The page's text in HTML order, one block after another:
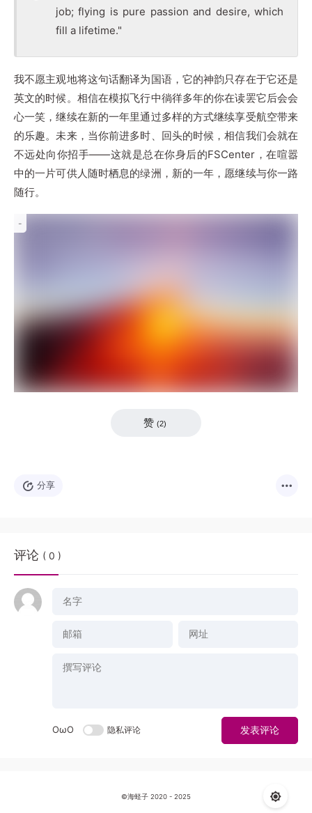
job; flying is pure passion and desire, which
fill a lifetime."
我不愿主观地将这句话翻译为国语，它的神韵只存在于它还是
英文的时候。相信在模拟飞行中徜徉多年的你在读罢它后会会
心一笑，继续在新的一年里通过多样的方式继续享受航空带来
的乐趣。未来，当你前进多时、回头的时候，相信我们会就在
不远处向你招手——这就是总在你身后的FSCenter，在喧嚣
中的一片可供人随时栖息的绿洲，新的一年，愿继续与你一路
随行。
-
赞 (2)
分享
评论 ( 0 )
OωO 隐私评论 发表评论
©海蛏子 2020 - 2025